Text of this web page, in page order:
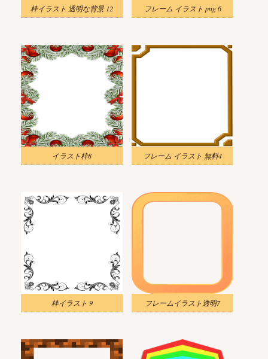
枠イラスト 透明な背景 12 フレーム イラスト png 6
イラスト枠8 フレーム イラスト 無料4
枠イラスト 9 フレームイラスト透明7